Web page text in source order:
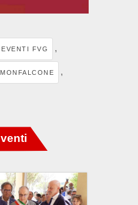
EVENTI FVG ,
MONFALCONE ,